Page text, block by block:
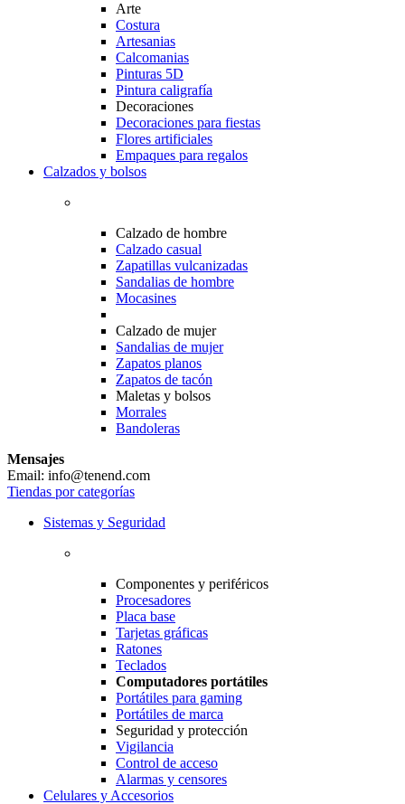
Arte
Costura
Artesanias
Calcomanias
Pinturas 5D
Pintura caligrafía
Decoraciones
Decoraciones para fiestas
Flores artificiales
Empaques para regalos
Calzados y bolsos
Calzado de hombre
Calzado casual
Zapatillas vulcanizadas
Sandalias de hombre
Mocasines
Calzado de mujer
Sandalias de mujer
Zapatos planos
Zapatos de tacón
Maletas y bolsos
Morrales
Bandoleras
Mensajes
Email: info@tenend.com
Tiendas por categorías
Sistemas y Seguridad
Componentes y periféricos
Procesadores
Placa base
Tarjetas gráficas
Ratones
Teclados
Computadores portátiles
Portátiles para gaming
Portátiles de marca
Seguridad y protección
Vigilancia
Control de acceso
Alarmas y censores
Celulares y Accesorios